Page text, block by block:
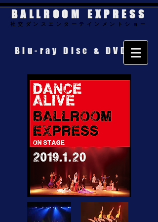
BALLROOM EXPRESS
社交ダンスエンターテインメントショー
Blu-ray Disc & DVD